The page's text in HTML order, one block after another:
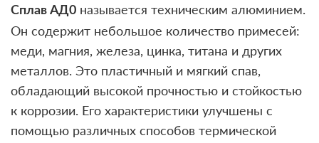
Сплав АД0 называется техническим алюминием.
Он содержит небольшое количество примесей:
меди, магния, железа, цинка, титана и других
металлов. Это пластичный и мягкий спав,
обладающий высокой прочностью и стойкостью
к коррозии. Его характеристики улучшены с
помощью различных способов термической